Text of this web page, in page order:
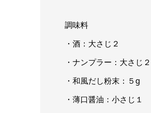
調味料
・酒：大さじ２
・ナンプラー：大さじ２
・和風だし粉末：５g
・薄口醤油：小さじ１